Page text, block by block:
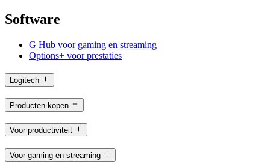
Software
G Hub voor gaming en streaming
Options+ voor prestaties
Logitech
Producten kopen
Voor productiviteit
Voor gaming en streaming